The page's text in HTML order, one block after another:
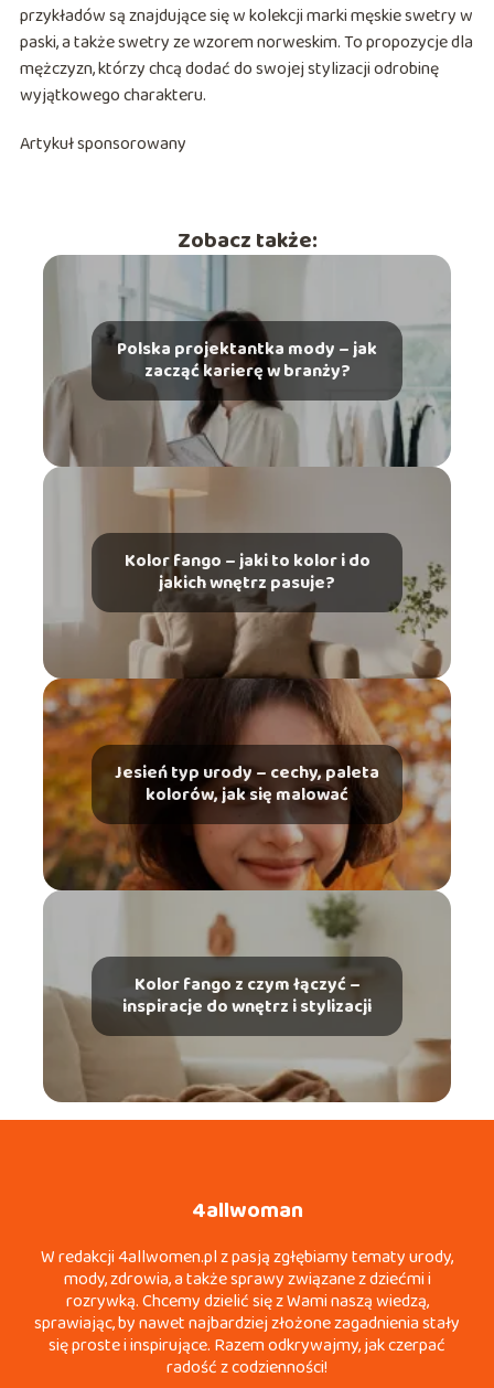
przykładów są znajdujące się w kolekcji marki męskie swetry w
paski, a także swetry ze wzorem norweskim. To propozycje dla
mężczyzn, którzy chcą dodać do swojej stylizacji odrobinę
wyjątkowego charakteru.
Artykuł sponsorowany
Zobacz także:
Polska projektantka mody – jak
zacząć karierę w branży?
Kolor fango – jaki to kolor i do
jakich wnętrz pasuje?
Jesień typ urody – cechy, paleta
kolorów, jak się malować
Kolor fango z czym łączyć –
inspiracje do wnętrz i stylizacji
4allwoman
W redakcji 4allwomen.pl z pasją zgłębiamy tematy urody,
mody, zdrowia, a także sprawy związane z dziećmi i
rozrywką. Chcemy dzielić się z Wami naszą wiedzą,
sprawiając, by nawet najbardziej złożone zagadnienia stały
się proste i inspirujące. Razem odkrywajmy, jak czerpać
radość z codzienności!